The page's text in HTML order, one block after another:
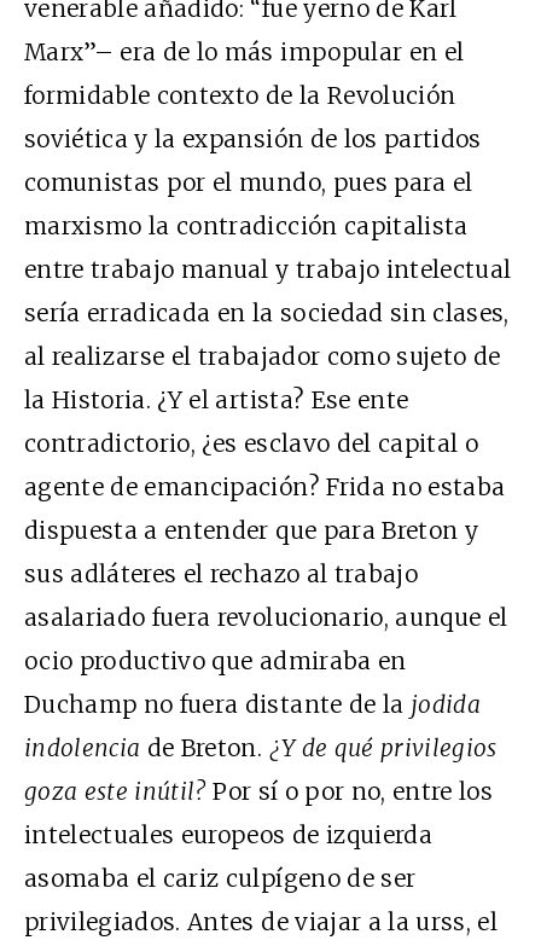
venerable añadido: “fue yerno de Karl
Marx”– era de lo más impopular en el
formidable contexto de la Revolución
soviética y la expansión de los partidos
comunistas por el mundo, pues para el
marxismo la contradicción capitalista
entre trabajo manual y trabajo intelectual
sería erradicada en la sociedad sin clases,
al realizarse el trabajador como sujeto de
la Historia. ¿Y el artista? Ese ente
contradictorio, ¿es esclavo del capital o
agente de emancipación? Frida no estaba
dispuesta a entender que para Breton y
sus adláteres el rechazo al trabajo
asalariado fuera revolucionario, aunque el
ocio productivo que admiraba en
Duchamp no fuera distante de la jodida
indolencia de Breton. ¿Y de qué privilegios
goza este inútil?Por sí o por no, entre los
intelectuales europeos de izquierda
asomaba el cariz culpígeno de ser
privilegiados. Antes de viajar a la urss, el